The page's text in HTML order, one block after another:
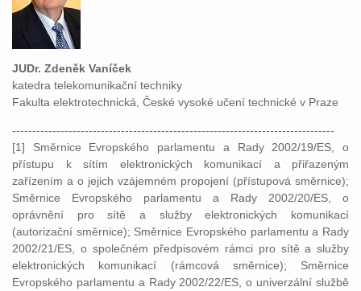
JUDr. Zdeněk Vaníček
katedra telekomunikační techniky
Fakulta elektrotechnická, České vysoké učení technické v Praze
--------------------------------------------------------------------------------
[1] Směrnice Evropského parlamentu a Rady 2002/19/ES, o
přístupu k sítím elektronických komunikací a přiřazeným
zařízením a o jejich vzájemném propojení (přístupová směrnice);
Směrnice Evropského parlamentu a Rady 2002/20/ES, o
oprávnění pro sítě a služby elektronických komunikací
(autorizační směrnice); Směrnice Evropského parlamentu a Rady
2002/21/ES, o společném předpisovém rámci pro sítě a služby
elektronických komunikací (rámcová směrnice); Směrnice
Evropského parlamentu a Rady 2002/22/ES, o univerzální službě